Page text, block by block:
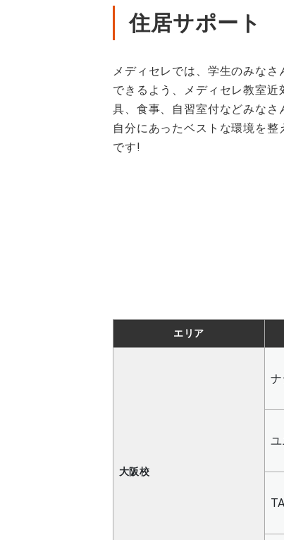
住居サポート
メディセレでは、学生のみな
できるよう、メディセレ教室
具、食事、自習室付などみなさ
自分にあったベストな環境を
です!
エリア
大阪校
ナ